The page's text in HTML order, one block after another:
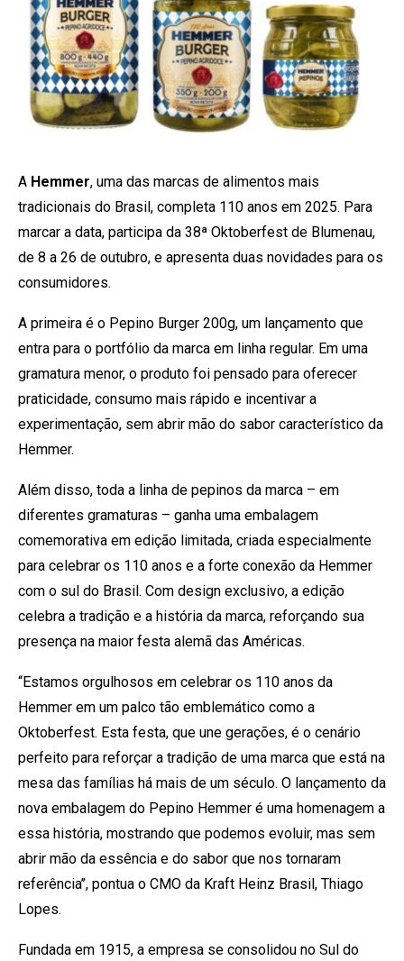
A Hemmer, uma das marcas de alimentos mais
tradicionais do Brasil, completa 110 anos em 2025. Para
marcar a data, participa da 38ª Oktoberfest de Blumenau,
de 8 a 26 de outubro, e apresenta duas novidades para os
consumidores.
A primeira é o Pepino Burger 200g, um lançamento que
entra para o portfólio da marca em linha regular. Em uma
gramatura menor, o produto foi pensado para oferecer
praticidade, consumo mais rápido e incentivar a
experimentação, sem abrir mão do sabor característico da
Hemmer.
Além disso, toda a linha de pepinos da marca – em
diferentes gramaturas – ganha uma embalagem
comemorativa em edição limitada, criada especialmente
para celebrar os 110 anos e a forte conexão da Hemmer
com o sul do Brasil. Com design exclusivo, a edição
celebra a tradição e a história da marca, reforçando sua
presença na maior festa alemã das Américas.
“Estamos orgulhosos em celebrar os 110 anos da
Hemmer em um palco tão emblemático como a
Oktoberfest. Esta festa, que une gerações, é o cenário
perfeito para reforçar a tradição de uma marca que está na
mesa das famílias há mais de um século. O lançamento da
nova embalagem do Pepino Hemmer é uma homenagem a
essa história, mostrando que podemos evoluir, mas sem
abrir mão da essência e do sabor que nos tornaram
referência’’, pontua o CMO da Kraft Heinz Brasil, Thiago
Lopes.
Fundada em 1915, a empresa se consolidou no Sul do